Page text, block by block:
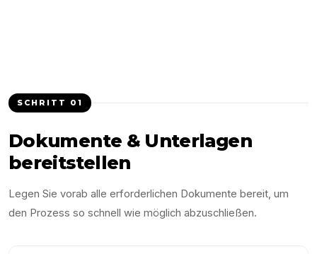
SCHRITT 01
Dokumente & Unterlagen
bereitstellen
Legen Sie vorab alle erforderlichen Dokumente bereit, um
den Prozess so schnell wie möglich abzuschließen.